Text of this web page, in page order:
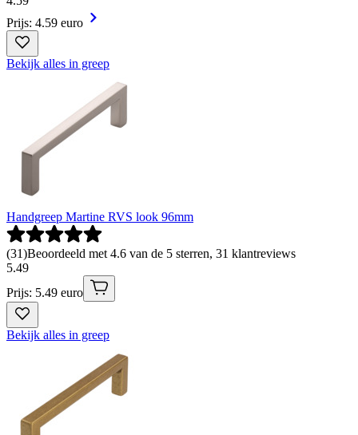
Prijs: 4.59 euro
Bekijk alles in greep
Handgreep Martine RVS look 96mm
(31)Beoordeeld met 4.6 van de 5 sterren, 31 klantreviews
5.49
Prijs: 5.49 euro
Bekijk alles in greep